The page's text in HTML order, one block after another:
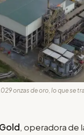
onzas de oro, lo que se
, operadora de